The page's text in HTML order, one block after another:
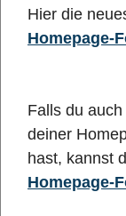
Hier die
Homepage-
Falls du
deiner
hast, kannst
Homepage-